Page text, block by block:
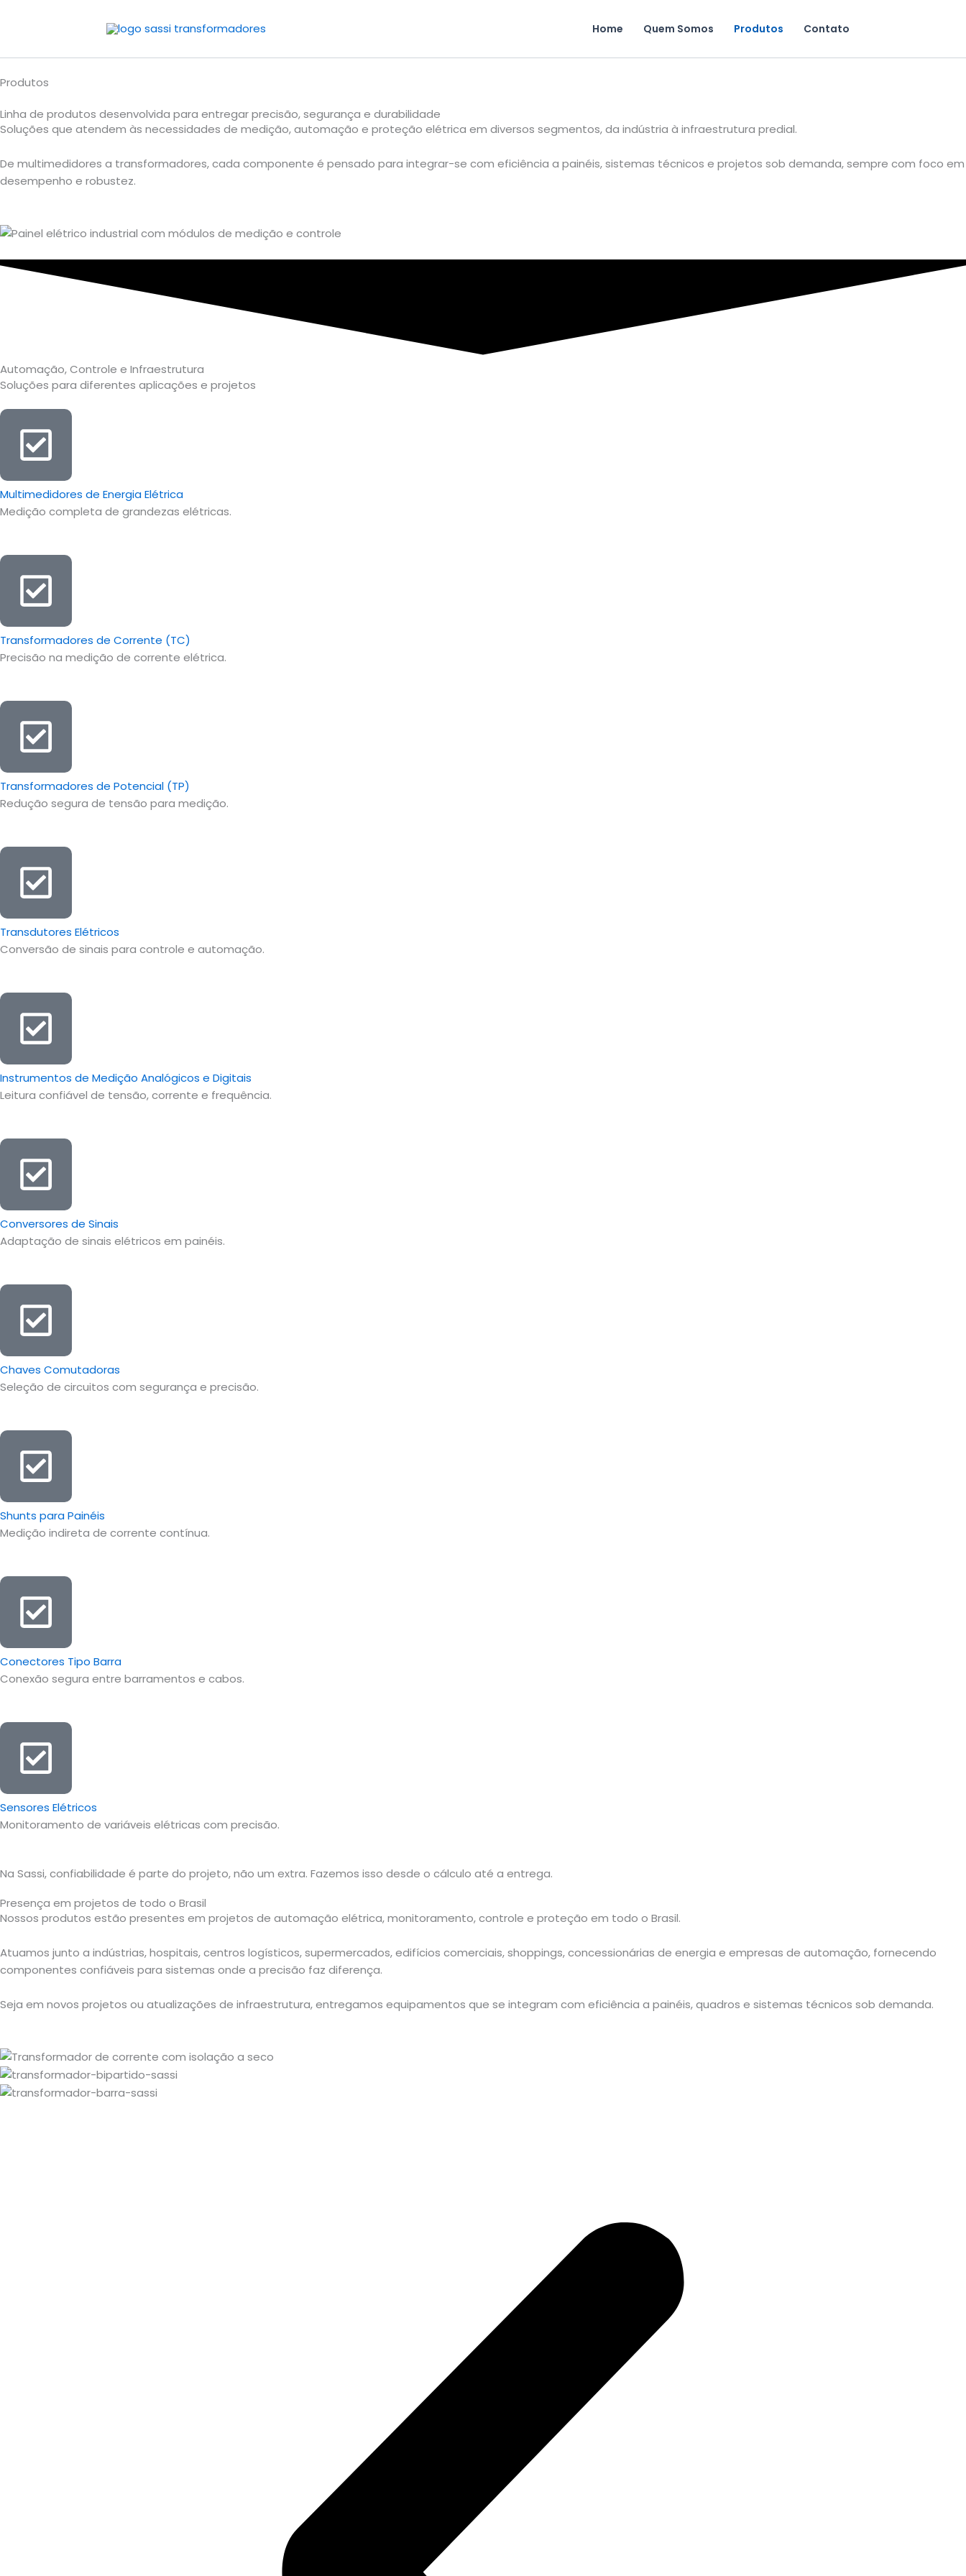
conteúdo
Home Quem Somos Produtos Contato
Produtos
Linha de produtos desenvolvida para entregar precisão, segurança e durabilidade
Soluções que atendem às necessidades de medição, automação e proteção elétrica em diversos segmentos, da indústria à infraestrutura predial.
De multimedidores a transformadores, cada componente é pensado para integrar-se com eficiência a painéis, sistemas técnicos e projetos sob demanda, sempre com foco em
desempenho e robustez.
Automação, Controle e Infraestrutura
Soluções para diferentes aplicações e projetos
Multimedidores de Energia Elétrica
Medição completa de grandezas elétricas.
Transformadores de Corrente (TC)
Precisão na medição de corrente elétrica.
Transformadores de Potencial (TP)
Redução segura de tensão para medição.
Transdutores Elétricos
Conversão de sinais para controle e automação.
Instrumentos de Medição Analógicos e Digitais
Leitura confiável de tensão, corrente e frequência.
Conversores de Sinais
Adaptação de sinais elétricos em painéis.
Chaves Comutadoras
Seleção de circuitos com segurança e precisão.
Shunts para Painéis
Medição indireta de corrente contínua.
Conectores Tipo Barra
Conexão segura entre barramentos e cabos.
Sensores Elétricos
Monitoramento de variáveis elétricas com precisão.
Na Sassi, confiabilidade é parte do projeto, não um extra. Fazemos isso desde o cálculo até a entrega.
Presença em projetos de todo o Brasil
Nossos produtos estão presentes em projetos de automação elétrica, monitoramento, controle e proteção em todo o Brasil.
Atuamos junto a indústrias, hospitais, centros logísticos, supermercados, edifícios comerciais, shoppings, concessionárias de energia e empresas de automação, fornecendo
componentes confiáveis para sistemas onde a precisão faz diferença.
Seja em novos projetos ou atualizações de infraestrutura, entregamos equipamentos que se integram com eficiência a painéis, quadros e sistemas técnicos sob demanda.